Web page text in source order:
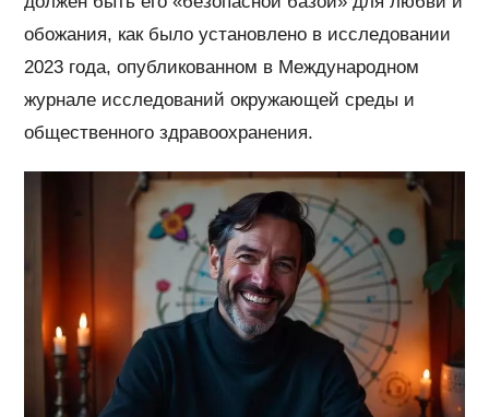
обожания, как было установлено в исследовании
2023 года, опубликованном в Международном
журнале исследований окружающей среды и
общественного здравоохранения.